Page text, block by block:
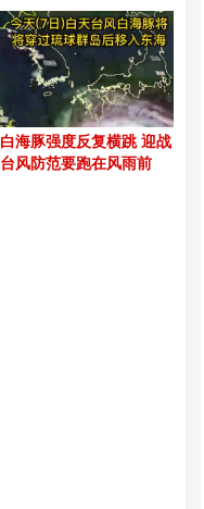
白海豚强度反复横跳 迎战
台风防范要跑在风雨前